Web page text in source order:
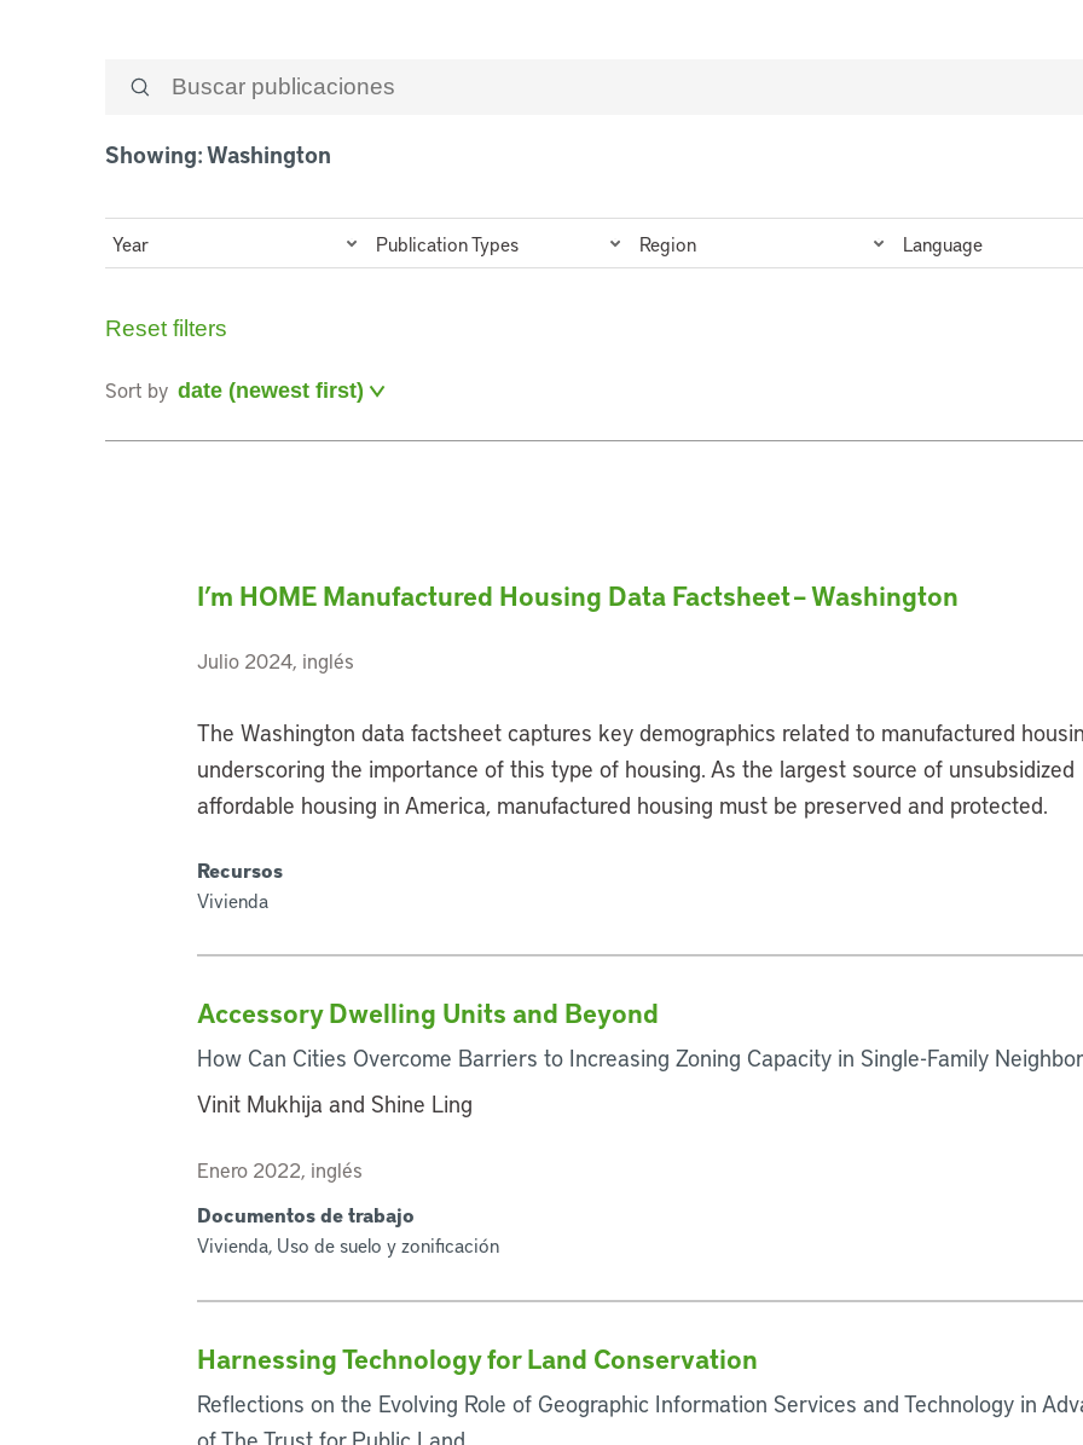
Showing: Washington
Year Publication Types Region Language
Reset filters
Sort by
I’m HOME Manufactured Housing Data Factsheet – Washington
Julio 2024, inglés
The Washington data factsheet captures key demographics related to manufactured
underscoring the importance of this type of housing. As the largest source of unsubsidized
affordable housing in America, manufactured housing must be preserved and protected.
Recursos
Vivienda
Accessory Dwelling Units and Beyond
How Can Cities Overcome Barriers to Increasing Zoning Capacity in Single-Family
Vinit Mukhija and Shine Ling
Enero 2022, inglés
Documentos de trabajo
Vivienda, Uso de suelo y zonificación
Harnessing Technology for Land Conservation
Reflections on the Evolving Role of Geographic Information Services and Technology in